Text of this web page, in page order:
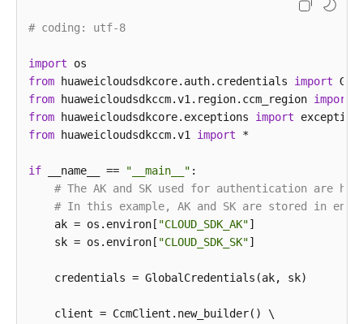
源
支
持
区
域
系
try {
        }
catch (ConnectionException e) {
            e.printStackTrace();
        }
catch (RequestTimeoutException e) {
            e.printStackTrace();
            e.printStackTrace();
            System.out.println(e.getRequestId());
            System.out.println(e.getErrorCode());
            System.out.println(e.getErrorMsg());
    }
# coding: utf-8
import
from huaweicloudsdkcore.auth.credentials import
from huaweicloudsdkccm.v1.region.ccm_region import
from huaweicloudsdkcore.exceptions import
from huaweicloudsdkccm.v1 import *
if __name__ == "__main__" :
# The AK and SK used for authentication are
# In this example, AK and SK are stored in
    ak = os.environ[
"CLOUD_SDK_AK"]
    sk = os.environ[
"CLOUD_SDK_SK"]
    credentials = GlobalCredentials(ak, sk)
    client = CcmClient.new_builder() \